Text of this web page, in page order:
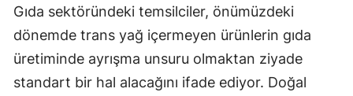
Gıda sektöründeki temsilciler, önümüzdeki
dönemde trans yağ içermeyen ürünlerin gıda
üretiminde ayrışma unsuru olmaktan ziyade
standart bir hal alacağını ifade ediyor. Doğal